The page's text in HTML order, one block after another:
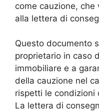
come cauzione, che
alla lettera di
Questo documento
proprietario in caso
immobiliare e a
della cauzione nel
rispetti le condizioni
La lettera di